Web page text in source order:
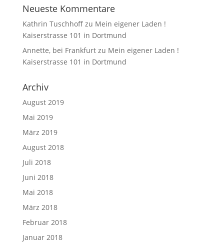
Neueste Kommentare
Kathrin Tuschhoffzu Mein eigener Laden !
Kaiserstrasse 101 in Dortmund
Annette, bei Frankfurtzu Mein eigener Laden !
Kaiserstrasse 101 in Dortmund
Archiv
August 2019
Mai 2019
März 2019
August 2018
Juli 2018
Juni 2018
Mai 2018
März 2018
Februar 2018
Januar 2018